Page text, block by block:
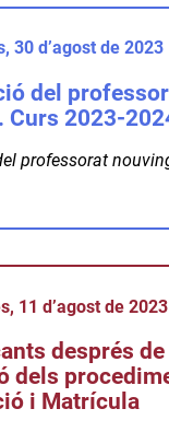
30 d’agost de 2023
del
Curs 2023-
professorat
11 d’agost de 2023
després
dels
i Matrícula